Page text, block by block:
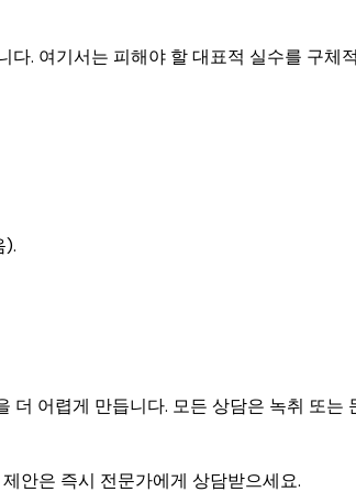
. 여기서는 피해야 할 대표적 실수를 구체
).
더 어렵게 만듭니다. 모든 상담은 녹취 또는
안은 즉시 전문가에게 상담받으세요.